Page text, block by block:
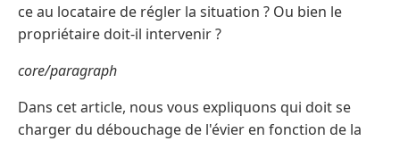
ce au locataire de régler la situation ? Ou bien le
propriétaire doit-il intervenir ?
core/paragraph
Dans cet article, nous vous expliquons qui doit se
charger du débouchage de l'évier en fonction de la